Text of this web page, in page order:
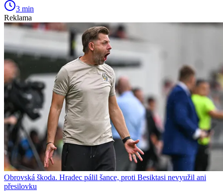
3 min
Reklama
Obrovská škoda. Hradec pálil šance, proti Besiktasi nevyužil ani
přesilovku